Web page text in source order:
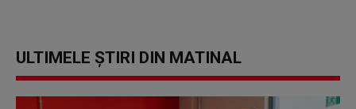
ULTIMELE ȘTIRI DIN MATINAL